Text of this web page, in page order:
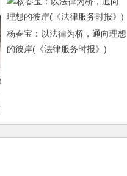
杨春宝：以法律为桥，通向理想
的彼岸(《法律服务时报》)